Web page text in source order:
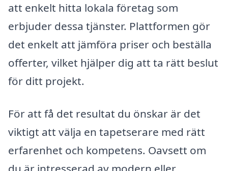
att enkelt hitta lokala företag som
erbjuder dessa tjänster. Plattformen gör
det enkelt att jämföra priser och beställa
offerter, vilket hjälper dig att ta rätt beslut
för ditt projekt.
För att få det resultat du önskar är det
viktigt att välja en tapetserare med rätt
erfarenhet och kompetens. Oavsett om